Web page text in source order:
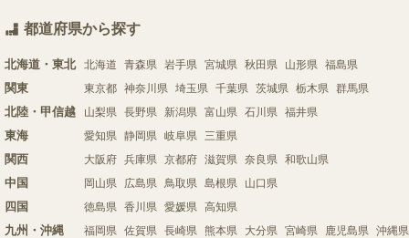
都道府県から探す
北海道・東北 北海道 青森県 岩手県 宮城県 秋田県 山形県 福島県
関東 東京都 神奈川県 埼玉県 千葉県 茨城県 栃木県 群馬県
北陸・甲信越 山梨県 長野県 新潟県 富山県 石川県 福井県
東海 愛知県 静岡県 岐阜県 三重県
関西 大阪府 兵庫県 京都府 滋賀県 奈良県 和歌山県
中国 岡山県 広島県 鳥取県 島根県 山口県
四国 徳島県 香川県 愛媛県 高知県
九州・沖縄 福岡県 佐賀県 長崎県 熊本県 大分県 宮崎県 鹿児島県 沖縄県